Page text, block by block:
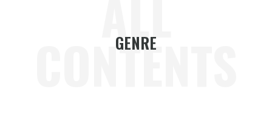
CONTENTS
GENRE